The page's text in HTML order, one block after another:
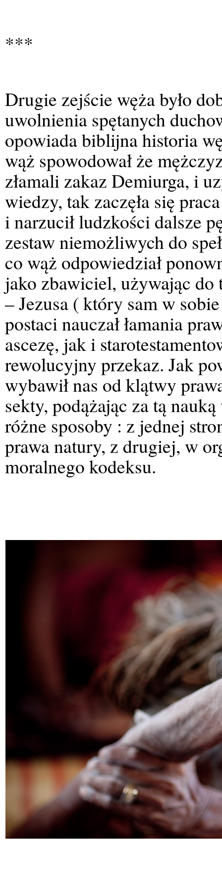
***
Drugie zejście węża było
uwolnienia spętanych
opowiada biblijna historia
wąż spowodował że
złamali zakaz Demiurga, i
wiedzy, tak zaczęła się
i narzucił ludzkości dalsze
zestaw niemożliwych do
co wąż odpowiedział
jako zbawiciel, używając
– Jezusa ( który sam w
postaci nauczał łamania
ascezę, jak i
rewolucyjny przekaz. Jak
wybawił nas od klątwy
sekty, podążając za tą
różne sposoby : z jednej
prawa natury, z drugiej, w
moralnego kodeksu.